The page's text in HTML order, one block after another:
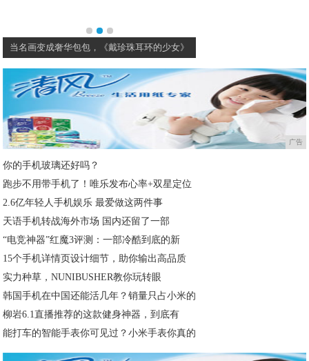
当名画变成奢华包包，《戴珍珠耳环的少女》
广告
你的手机玻璃还好吗？
跑步不用带手机了！唯乐发布心率+双星定位
2.6亿年轻人手机娱乐 最爱做这两件事
天语手机转战海外市场 国内还留了一部
“电竞神器”红魔3评测：一部冷酷到底的新
15个手机详情页设计细节，助你输出高品质
实力种草，NUNIBUSHER教你玩转眼
韩国手机在中国还能活几年？销量只占小米的
柳岩6.1直播推荐的这款健身神器，到底有
能打车的智能手表你可见过？小米手表你真的